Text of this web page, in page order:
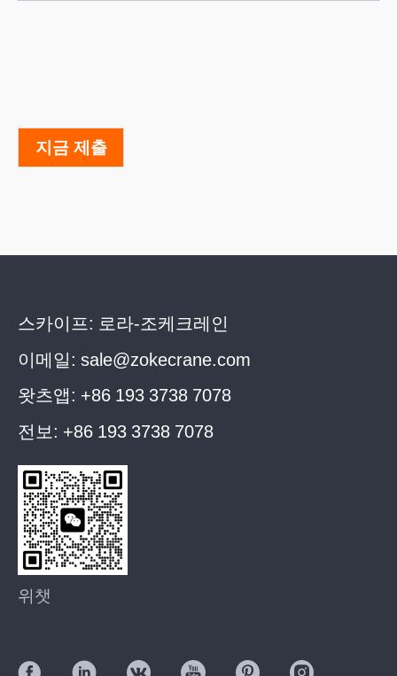
지금 제출
스카이프: 로라-조케크레인
이메일: sale@zokecrane.com
왓츠앱: +86 193 3738 7078
전보: +86 193 3738 7078
위챗